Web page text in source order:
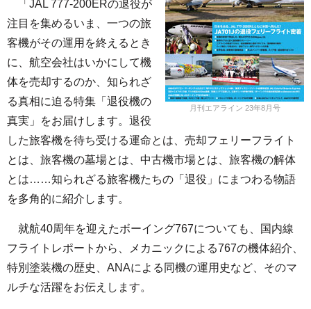
月刊エアライン 23年8月号
「JAL 777-200ERの退役が
注目を集めるいま、一つの旅
客機がその運用を終えるとき
に、航空会社はいかにして機
体を売却するのか、知られざ
る真相に迫る特集「退役機の
真実」をお届けします。退役
した旅客機を待ち受ける運命とは、売却フェリーフライト
とは、旅客機の墓場とは、中古機市場とは、旅客機の解体
とは……知られざる旅客機たちの「退役」にまつわる物語
を多角的に紹介します。
就航40周年を迎えたボーイング767についても、国内線
フライトレポートから、メカニックによる767の機体紹介、
特別塗装機の歴史、ANAによる同機の運用史など、そのマ
ルチな活躍をお伝えします。